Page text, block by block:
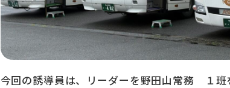
今回の誘導員は、リーダーを野田山常務 １班